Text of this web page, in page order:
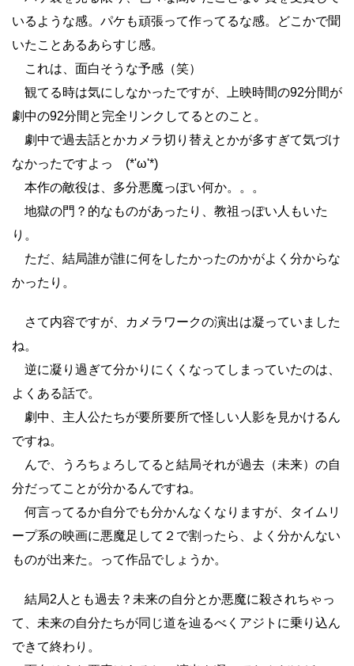
いるような感。パケも頑張って作ってるな感。どこかで聞
いたことあるあらすじ感。
これは、面白そうな予感（笑）
観てる時は気にしなかったですが、上映時間の92分間が
劇中の92分間と完全リンクしてるとのこと。
劇中で過去話とかカメラ切り替えとかが多すぎて気づけ
なかったですよっ (*'ω'*)
本作の敵役は、多分悪魔っぽい何か。。。
地獄の門？的なものがあったり、教祖っぽい人もいた
り。
ただ、結局誰が誰に何をしたかったのかがよく分からな
かったり。
さて内容ですが、カメラワークの演出は凝っていました
ね。
逆に凝り過ぎて分かりにくくなってしまっていたのは、
よくある話で。
劇中、主人公たちが要所要所で怪しい人影を見かけるん
ですね。
んで、うろちょろしてると結局それが過去（未来）の自
分だってことが分かるんですね。
何言ってるか自分でも分かんなくなりますが、タイムリ
ープ系の映画に悪魔足して２で割ったら、よく分かんない
ものが出来た。って作品でしょうか。
結局2人とも過去？未来の自分とか悪魔に殺されちゃっ
て、未来の自分たちが同じ道を辿るべくアジトに乗り込ん
できて終わり。